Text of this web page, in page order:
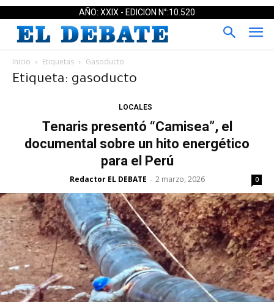
AÑO: XXIX - EDICION N°:10.520
Inicio Etiquetas Gasoducto
Etiqueta: gasoducto
LOCALES
Tenaris presentó “Camisea”, el
documental sobre un hito energético
para el Perú
Redactor EL DEBATE - 2 marzo, 2026 0